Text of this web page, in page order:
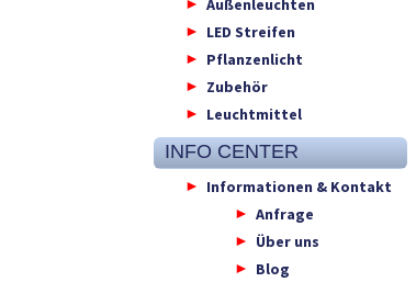
LED Streifen
Pflanzenlicht
Zubehör
Leuchtmittel
INFO CENTER
Informationen & Kontakt
Anfrage
Über uns
Blog